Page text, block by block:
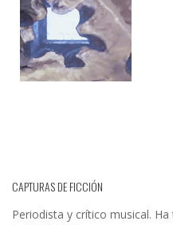
CAPTURAS DE FICCIÓN
Periodista y crítico musical.